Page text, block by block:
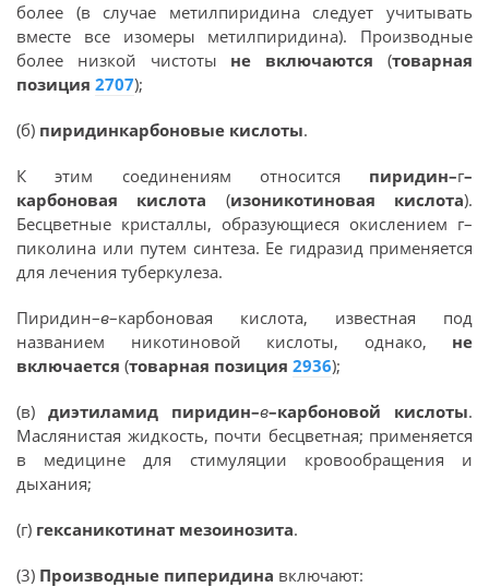
более (в случае метилпиридина следует учитывать
вместе все изомеры метилпиридина). Производные
более низкой чистоты не включаются(товарная
позиция 2707);
(б) пиридинкарбоновые кислоты.
К этим соединениям относится пиридин–г–
карбоновая кислота (изоникотиновая кислота).
Бесцветные кристаллы, образующиеся окислением г–
пиколина или путем синтеза. Ее гидразид применяется
для лечения туберкулеза.
Пиридин–в–карбоновая кислота, известная под
названием никотиновой кислоты, однако, не
включается (товарная позиция 2936);
(в) диэтиламид пиридин–в–карбоновой кислоты.
Маслянистая жидкость, почти бесцветная; применяется
в медицине для стимуляции кровообращения и
дыхания;
(г) гексаникотинат мезоинозита.
(3) Производные пиперидина включают: